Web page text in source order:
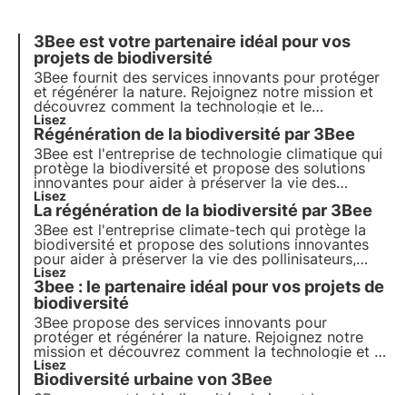
3Bee est votre partenaire idéal pour vos
projets de biodiversité
3Bee fournit des services innovants pour protéger
et régénérer la nature. Rejoignez notre mission et
découvrez comment la technologie et le
développement durable se rejoignent pour créer un
avenir plus vert pour les entreprises et la planète.
Lisez
Régénération de la biodiversité par 3Bee
3Bee est l'entreprise de technologie climatique qui
protège la biodiversité et propose des solutions
innovantes pour aider à préserver la vie des
pollinisateurs, gardiens de la santé de nos
écosystèmes. Découvrez comment 3Bee travaille à
la régénération de la biodiversité.
Lisez
La régénération de la biodiversité par 3Bee
3Bee est l'entreprise climate-tech qui protège la
biodiversité et propose des solutions innovantes
pour aider à préserver la vie des pollinisateurs,
gardiens de la santé de nos écosystèmes.
Découvrez comment 3Bee travaille à la
régénération de la biodiversité.
Lisez
3bee : le partenaire idéal pour vos projets de
biodiversité
3Bee propose des services innovants pour
protéger et régénérer la nature. Rejoignez notre
mission et découvrez comment la technologie et la
durabilité se rejoignent pour créer un avenir plus
vert pour les entreprises et la planète.
Lisez
Biodiversité urbaine von 3Bee